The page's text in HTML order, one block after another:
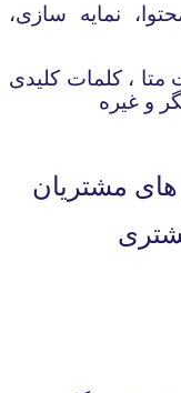
نمایه سازی،
متا ، کلمات کلیدی
و غیره